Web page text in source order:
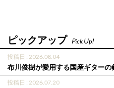
ピックアップ Pick Up!
投稿日 : 2026.08.04
布川俊樹が愛用する国産ギターの
投稿日 : 2026.07.20